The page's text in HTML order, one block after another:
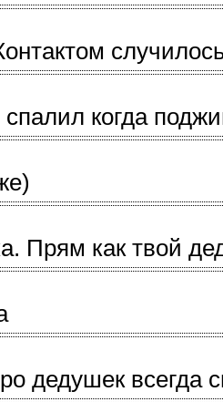
когда
Прям как твой
дедушек всегда